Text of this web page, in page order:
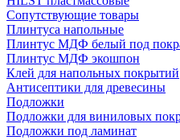
Сопутствующие товары
Плинтуса напольные
Плинтус МДФ белый под
Плинтус МДФ экошпон
Клей для напольных покрытий
Антисептики для древесины
Подложки
Подложки для виниловых
Подложки под ламинат